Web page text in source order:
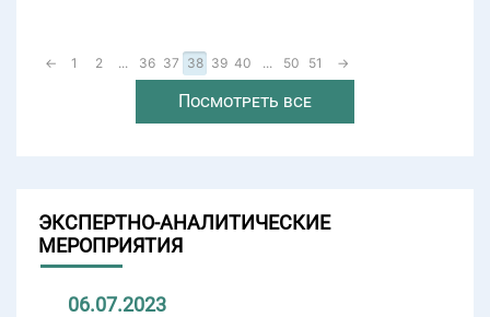
← 1 2 ... 36 37 38 39 40 ... 50 51 →
Посмотреть все
ЭКСПЕРТНО-АНАЛИТИЧЕСКИЕ
МЕРОПРИЯТИЯ
06.07.2023